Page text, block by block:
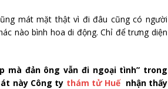
mát mặt thật vì đi đâu cũng có người
nào bình hoa di động. Chỉ để trưng diện
mà đản ông vẫn đi ngoại tình” trong
này Công ty thám tử Huếnhận thấy